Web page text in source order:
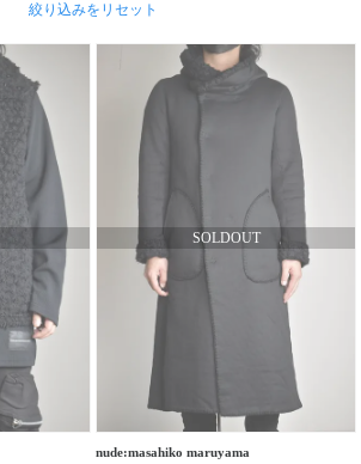
絞り込みをリセット
nude:masahiko maruyama